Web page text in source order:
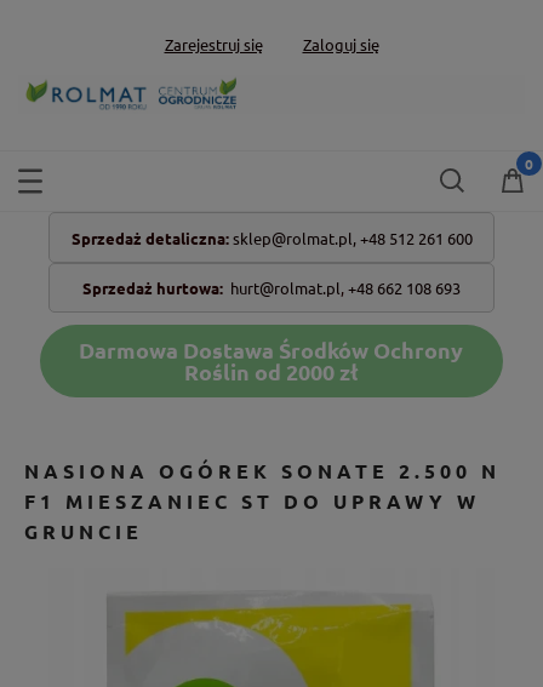
Zarejestruj się Zaloguj się
Sprzedaż detaliczna: sklep@rolmat.pl, +48 512 261 600
Sprzedaż hurtowa: hurt@rolmat.pl,+48 662 108 693
Darmowa Dostawa Środków Ochrony
Roślin od 2000 zł
NASIONA OGÓREK SONATE 2.500 N
F1 MIESZANIEC ST DO UPRAWY W
GRUNCIE